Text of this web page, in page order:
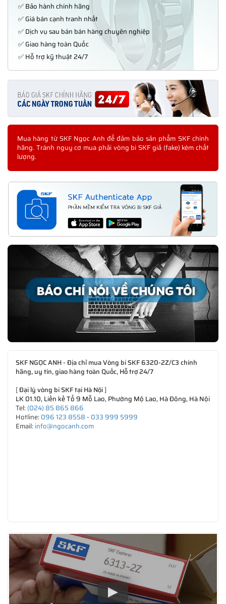
✅ Bảo hành chính hãng
✅ Giá bán cạnh tranh nhất
✅ Dịch vụ sau bán bán hàng chuyên nghiệp
✅ Giao hàng toàn Quốc
✅ Hỗ trợ kỹ thuật 24/7
Mua hàng từ SKF Ngọc Anh để đảm bảo sản phẩm SKF chính
hãng. Tránh nguy cơ mua phải vòng bi SKF giả (fake) kém chất
lượng.
SKF NGỌC ANH - Địa chỉ mua Vòng bi SKF 6320-2Z/C3 chính
hãng, uy tín, giao hàng toàn Quốc, Hỗ trợ 24/7
[Đại lý vòng bi SKF tại Hà Nội]
LK 01.10, Liền kề Tổ 9 Mỗ Lao, Phường Mộ Lao, Hà Đông, Hà Nội
Tel: (024) 85 865 866
Hotline: 096 123 8558- 033 999 5999
Email: info@ngocanh.com